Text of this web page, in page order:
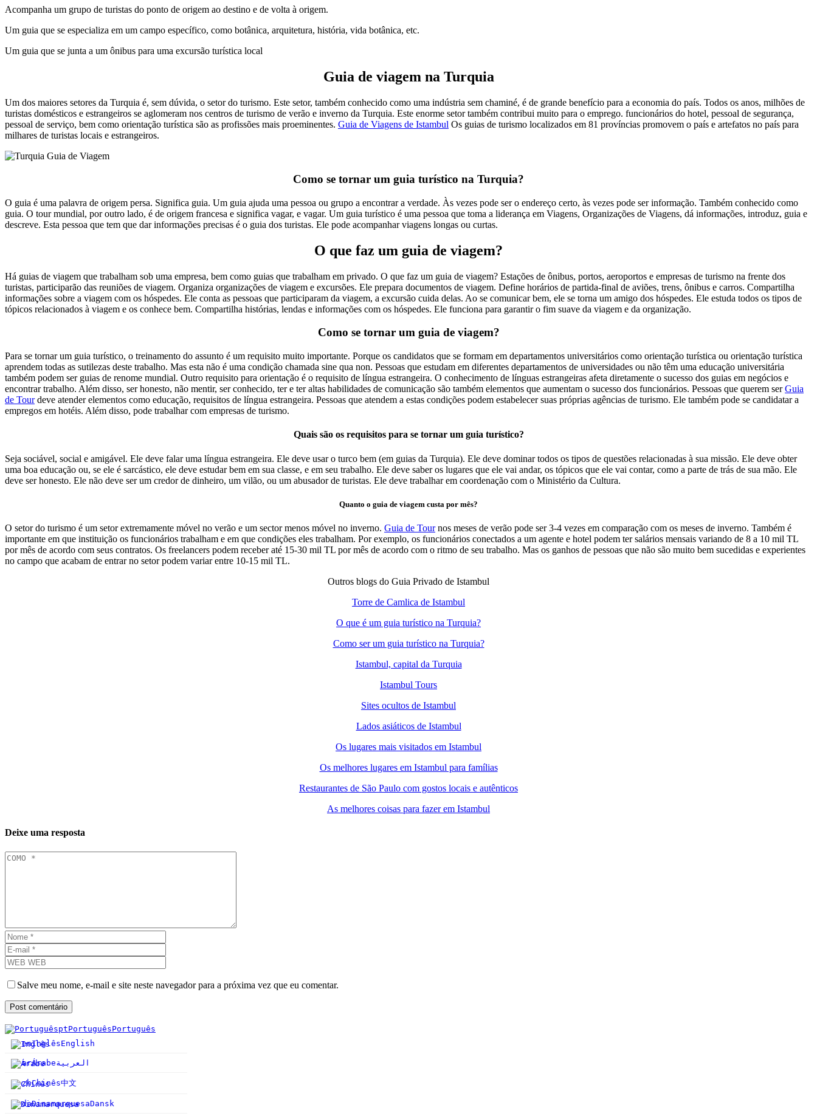
Acompanha um grupo de turistas do ponto de origem ao destino e de volta à origem.
Um guia que se especializa em um campo específico, como botânica, arquitetura, história, vida botânica, etc.
Um guia que se junta a um ônibus para uma excursão turística local
Guia de viagem na Turquia
Um dos maiores setores da Turquia é, sem dúvida, o setor do turismo. Este setor, também conhecido como uma indústria sem chaminé, é de grande benefício para a economia do país. Todos os anos, milhões de
turistas domésticos e estrangeiros se aglomeram nos centros de turismo de verão e inverno da Turquia. Este enorme setor também contribui muito para o emprego. funcionários do hotel, pessoal de segurança,
pessoal de serviço, bem como orientação turística são as profissões mais proeminentes. Guia de Viagens de Istambul Os guias de turismo localizados em 81 províncias promovem o país e artefatos no país para
milhares de turistas locais e estrangeiros.
Como se tornar um guia turístico na Turquia?
O guia é uma palavra de origem persa. Significa guia. Um guia ajuda uma pessoa ou grupo a encontrar a verdade. Às vezes pode ser o endereço certo, às vezes pode ser informação. Também conhecido como
guia. O tour mundial, por outro lado, é de origem francesa e significa vagar, e vagar. Um guia turístico é uma pessoa que toma a liderança em Viagens, Organizações de Viagens, dá informações, introduz, guia e
descreve. Esta pessoa que tem que dar informações precisas é o guia dos turistas. Ele pode acompanhar viagens longas ou curtas.
O que faz um guia de viagem?
Há guias de viagem que trabalham sob uma empresa, bem como guias que trabalham em privado. O que faz um guia de viagem? Estações de ônibus, portos, aeroportos e empresas de turismo na frente dos
turistas, participarão das reuniões de viagem. Organiza organizações de viagem e excursões. Ele prepara documentos de viagem. Define horários de partida-final de aviões, trens, ônibus e carros. Compartilha
informações sobre a viagem com os hóspedes. Ele conta as pessoas que participaram da viagem, a excursão cuida delas. Ao se comunicar bem, ele se torna um amigo dos hóspedes. Ele estuda todos os tipos de
tópicos relacionados à viagem e os conhece bem. Compartilha histórias, lendas e informações com os hóspedes. Ele funciona para garantir o fim suave da viagem e da organização.
Como se tornar um guia de viagem?
Para se tornar um guia turístico, o treinamento do assunto é um requisito muito importante. Porque os candidatos que se formam em departamentos universitários como orientação turística ou orientação turística
aprendem todas as sutilezas deste trabalho. Mas esta não é uma condição chamada sine qua non. Pessoas que estudam em diferentes departamentos de universidades ou não têm uma educação universitária
também podem ser guias de renome mundial. Outro requisito para orientação é o requisito de língua estrangeira. O conhecimento de línguas estrangeiras afeta diretamente o sucesso dos guias em negócios e
encontrar trabalho. Além disso, ser honesto, não mentir, ser conhecido, ter e ter altas habilidades de comunicação são também elementos que aumentam o sucesso dos funcionários. Pessoas que querem serGuia
de Tourdeve atender elementos como educação, requisitos de língua estrangeira. Pessoas que atendem a estas condições podem estabelecer suas próprias agências de turismo. Ele também pode se candidatar a
empregos em hotéis. Além disso, pode trabalhar com empresas de turismo.
Quais são os requisitos para se tornar um guia turístico?
Seja sociável, social e amigável. Ele deve falar uma língua estrangeira. Ele deve usar o turco bem (em guias da Turquia). Ele deve dominar todos os tipos de questões relacionadas à sua missão. Ele deve obter
uma boa educação ou, se ele é sarcástico, ele deve estudar bem em sua classe, e em seu trabalho. Ele deve saber os lugares que ele vai andar, os tópicos que ele vai contar, como a parte de trás de sua mão. Ele
deve ser honesto. Ele não deve ser um credor de dinheiro, um vilão, ou um abusador de turistas. Ele deve trabalhar em coordenação com o Ministério da Cultura.
Quanto o guia de viagem custa por mês?
O setor do turismo é um setor extremamente móvel no verão e um sector menos móvel no inverno. Guia de Tournos meses de verão pode ser 3-4 vezes em comparação com os meses de inverno. Também é
importante em que instituição os funcionários trabalham e em que condições eles trabalham. Por exemplo, os funcionários conectados a um agente e hotel podem ter salários mensais variando de 8 a 10 mil TL
por mês de acordo com seus contratos. Os freelancers podem receber até 15-30 mil TL por mês de acordo com o ritmo de seu trabalho. Mas os ganhos de pessoas que não são muito bem sucedidas e experientes
no campo que acabam de entrar no setor podem variar entre 10-15 mil TL.
Outros blogs do Guia Privado de Istambul
Torre de Camlica de Istambul
O que é um guia turístico na Turquia?
Como ser um guia turístico na Turquia?
Istambul, capital da Turquia
Istambul Tours
Sites ocultos de Istambul
Lados asiáticos de Istambul
Os lugares mais visitados em Istambul
Os melhores lugares em Istambul para famílias
Restaurantes de São Paulo com gostos locais e autênticos
As melhores coisas para fazer em Istambul
Deixe uma resposta
Salve meu nome, e-mail e site neste navegador para a próxima vez que eu comentar.
ptPortuguêsPortuguês
enInglêsEnglish
arÁrabeالعربية
zhChinês中文
daDinamarquesaDansk